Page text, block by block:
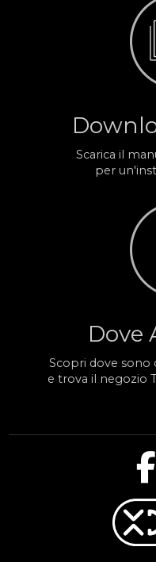
Scarica il
per
Dove
Scopri dove
e trova il negozio